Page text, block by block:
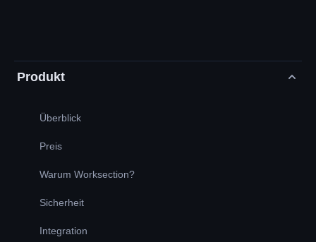
Produkt
Überblick
Preis
Warum Worksection?
Sicherheit
Integration